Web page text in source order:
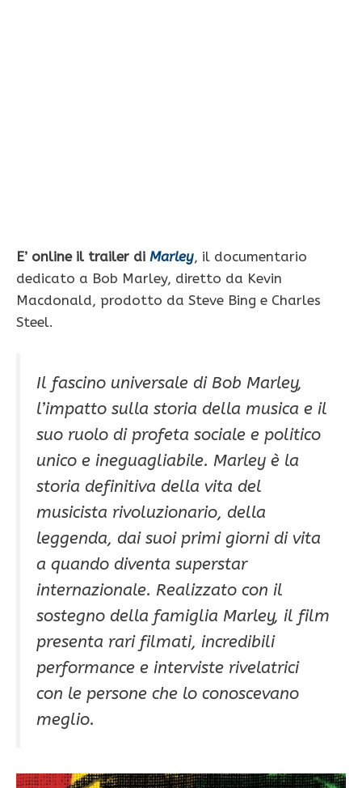
E’ online il trailer di Marley, il documentario
dedicato a Bob Marley, diretto da Kevin
Macdonald, prodotto da Steve Bing e Charles
Steel.
Il fascino universale di Bob Marley,
l’impatto sulla storia della musica e il
suo ruolo di profeta sociale e politico
unico e ineguagliabile. Marley è la
storia definitiva della vita del
musicista rivoluzionario, della
leggenda, dai suoi primi giorni di vita
a quando diventa superstar
internazionale. Realizzato con il
sostegno della famiglia Marley, il film
presenta rari filmati, incredibili
performance e interviste rivelatrici
con le persone che lo conoscevano
meglio.